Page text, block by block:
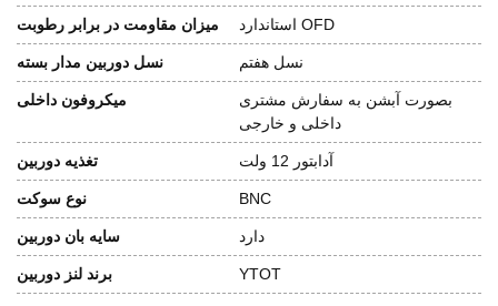
میزان مقاومت در برابر رطوبت استاندارد OFD
نسل دوربین مدار بسته نسل هفتم
میکروفون داخلی
بصورت آبشن به سفارش مشتری
داخلی و خارجی
تغذیه دوربین آدابتور 12 ولت
نوع سوکت BNC
سایه بان دوربین دارد
برند لنز دوربین YTOT